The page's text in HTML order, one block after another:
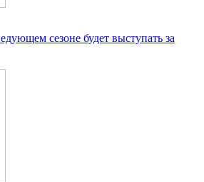
сезоне будет выступать за